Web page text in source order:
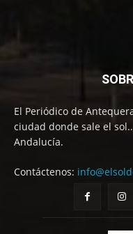
El Periódico de
ciudad donde sale el
Andalucía.
Contáctenos: